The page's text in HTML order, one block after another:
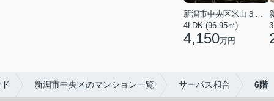
新潟市中央区米山３丁目
4LDK (96.95㎡)
4,150万円
新潟市中央区のマンション一覧 サーパス和合 6階